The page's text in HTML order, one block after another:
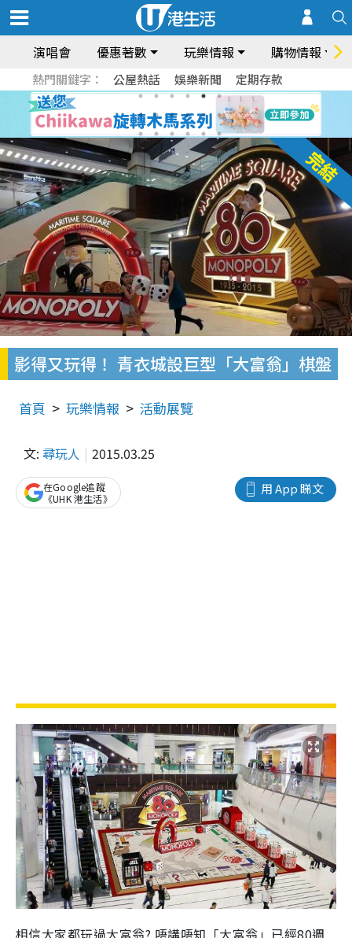
演唱會 優惠著數 玩樂情報 購物情報
熱門關鍵字： 公屋熱話 娛樂新聞 定期存款
影得又玩得！ 青衣城設巨型「大富翁」棋盤
首頁 玩樂情報 活動展覽
文: 尋玩人 2015.03.25
用 App 睇文
在Google追蹤
《UHK 港生活》